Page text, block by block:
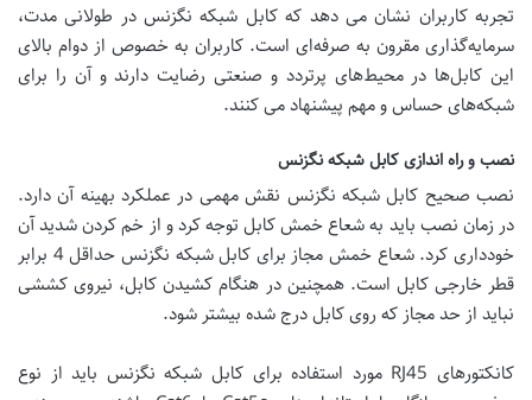
تجربه کاربران نشان می دهد که کابل شبکه نگزنس در طولانی مدت،
سرمایه‌گذاری مقرون به صرفه‌ای است. کاربران به خصوص از دوام بالای
این کابل‌ها در محیط‌های پرتردد و صنعتی رضایت دارند و آن را برای
شبکه‌های حساس و مهم پیشنهاد می کنند.
نصب و راه اندازی کابل شبکه نگزنس
نصب صحیح کابل شبکه نگزنس نقش مهمی در عملکرد بهینه آن دارد.
در زمان نصب باید به شعاع خمش کابل توجه کرد و از خم کردن شدید آن
خودداری کرد. شعاع خمش مجاز برای کابل شبکه نگزنس حداقل 4 برابر
قطر خارجی کابل است. همچنین در هنگام کشیدن کابل، نیروی کششی
نباید از حد مجاز که روی کابل درج شده بیشتر شود.
کانکتورهای RJ45 مورد استفاده برای کابل شبکه نگزنس باید از نوع